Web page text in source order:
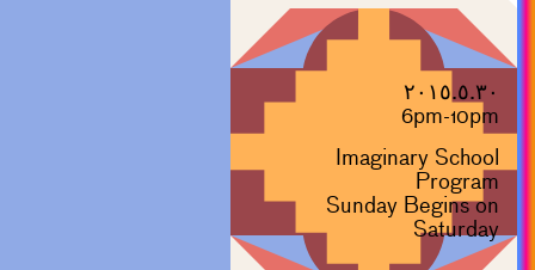
٢٠١٥.٥.٣٠
6pm-10pm
Imaginary School
Program
Sunday Begins on
Saturday